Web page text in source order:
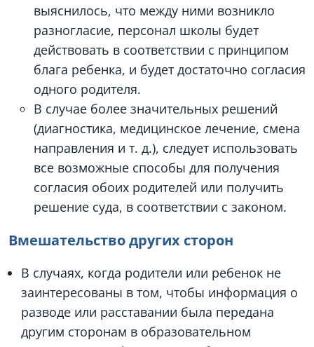
выяснилось, что между ними возникло
разногласие, персонал школы будет
действовать в соответствии с принципом
блага ребенка, и будет достаточно согласия
одного родителя.
В случае более значительных решений
(диагностика, медицинское лечение, смена
направления и т. д.), следует использовать
все возможные способы для получения
согласия обоих родителей или получить
решение суда, в соответствии с законом.
Вмешательство других сторон
В случаях, когда родители или ребенок не
заинтересованы в том, чтобы информация о
разводе или расставании была передана
другим сторонам в образовательном